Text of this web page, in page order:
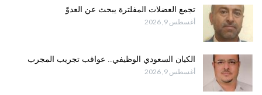
تجمع العضلات المفلترة يبحث عن العدوّ
أغسطس 9, 2026
الكيان السعودي الوظيفي.. عواقب تجريب المجرب
أغسطس 9, 2026